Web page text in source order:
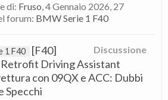
di: Fruso,4 Gennaio 2026, 27
forum: BMW Serie 1 F40
Discussione
1 F40
[F40]
Driving Assistant
con 09QX e ACC: Dubbi
Specchi